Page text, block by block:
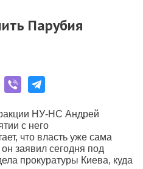
Парубия
НУ-НС Андрей
с него
что власть уже сама
заявил сегодня под
прокуратуры Киева, куда